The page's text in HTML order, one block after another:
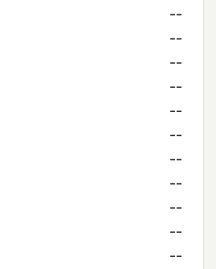
--
--
--
--
--
--
--
--
--
--
--